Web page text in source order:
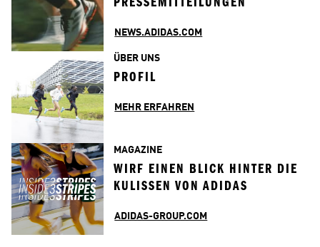
NEWS.ADIDAS.COM
ÜBER UNS
PROFIL
MEHR ERFAHREN
MAGAZINE
WIRF EINEN BLICK HINTER DIE
KULISSEN VON ADIDAS
ADIDAS-GROUP.COM